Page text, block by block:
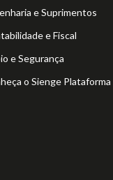
e Suprimentos
e Fiscal
e Segurança
o Sienge Plataforma